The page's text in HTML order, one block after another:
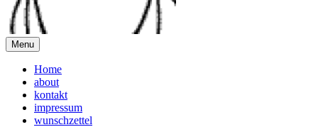
Menu
Home
about
kontakt
impressum
wunschzettel